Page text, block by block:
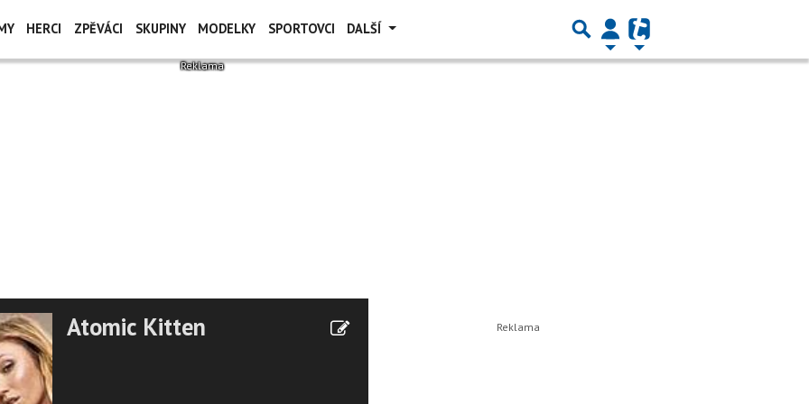
HERCI ZPĚVÁCI SKUPINY MODELKY SPORTOVCI DALŠÍ
Atomic Kitten